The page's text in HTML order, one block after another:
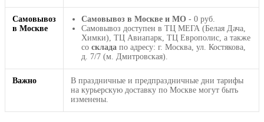
Самовывоз
в Москве
Самовывоз в Москве и МО - 0 руб.
Самовывоз доступен в ТЦ МЕГА (Белая Дача,
Химки), ТЦ Авиапарк, ТЦ Европолис, а также
со склада по адресу: г. Москва, ул. Костякова,
д. 7/7 (м. Дмитровская).
Важно
В праздничные и предпраздничные дни тарифы
на курьерскую доставку по Москве могут быть
изменены.